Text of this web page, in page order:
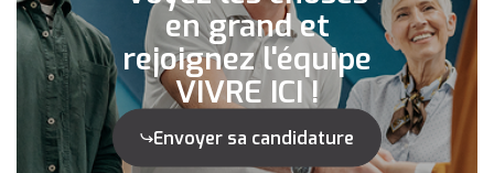
en grand et
rejoignez l'équipe
VIVRE ICI !
Envoyer sa candidature